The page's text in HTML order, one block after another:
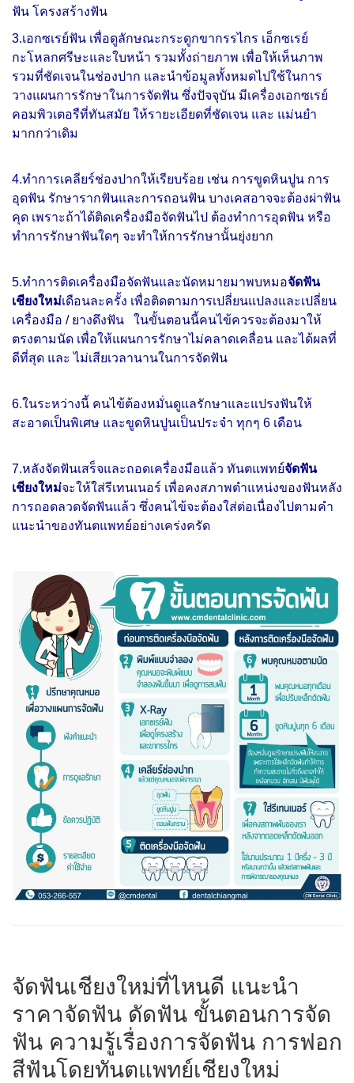
ฟัน โครงสร้างฟัน
3.เอกซเรย์ฟัน เพื่อดูลักษณะกระดูกขากรรไกร เอ็กซเรย์
กะโหลกศรีษะและใบหน้า รวมทั้งถ่ายภาพ เพื่อให้เห็นภาพ
รวมที่ชัดเจนในช่องปาก และนำข้อมูลทั้งหมดไปใช้ในการ
วางแผนการรักษาในการจัดฟัน ซึ่งปัจจุบัน มีเครื่องเอกซเรย์
คอมพิวเตอรืที่ทันสมัย ให้รายะเอียดที่ชัดเจน และ แม่นยำ
มากกว่าเดิม
4.ทำการเคลียร์ช่องปากให้เรียบร้อย เช่น การขูดหินปูน การ
อุดฟัน รักษารากฟันและการถอนฟัน บางเคสอาจจะต้องผ่าฟัน
คุด เพราะถ้าได้ติดเครื่องมือจัดฟันไป ต้องทำการอุดฟัน หรือ
ทำการรักษาฟันใดๆ จะทำให้การรักษานั้นยุ่งยาก
5.ทำการติดเครื่องมือจัดฟันและนัดหมายมาพบหมอจัดฟัน
เชียงใหม่เดือนละครั้ง เพื่อติดตามการเปลี่ยนแปลงและเปลี่ยน
เครื่องมือ / ยางดึงฟัน ในขั้นตอนนี้คนไข้ควรจะต้องมาให้
ตรงตามนัด เพื่อให้แผนการรักษาไม่คลาดเคลื่อน และได้ผลที่
ดีที่สุด และ ไม่เสียเวลานานในการจัดฟัน
6.ในระหว่างนี้ คนไข้ต้องหมั่นดูแลรักษาและแปรงฟันให้
สะอาดเป็นพิเศษ และขูดหินปูนเป็นประจำ ทุกๆ 6 เดือน
7.หลังจัดฟันเสร็จและถอดเครื่องมือแล้ว ทันตแพทย์จัดฟัน
เชียงใหม่จะให้ใส่รีเทนเนอร์ เพื่อคงสภาพตำแหน่งของฟันหลัง
การถอดลวดจัดฟันแล้ว ซึ่งคนไข้จะต้องใส่ต่อเนื่องไปตามคำ
แนะนำของทันตแพทย์อย่างเคร่งครัด
จัดฟันเชียงใหม่ที่ไหนดี แนะนำ
ราคาจัดฟัน ดัดฟัน ขั้นตอนการจัด
ฟัน ความรู้เรื่องการจัดฟัน การฟอก
สีฟันโดยทันตแพทย์เชียงใหม่